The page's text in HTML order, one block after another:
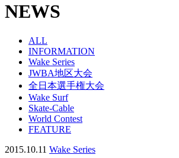
NEWS
ALL
INFORMATION
Wake Series
JWBA地区大会
全日本選手権大会
Wake Surf
Skate-Cable
World Contest
FEATURE
2015.10.11 Wake Series